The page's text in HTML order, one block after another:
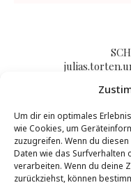
Um dir ein optimales
wie Cookies, um
zuzugreifen. Wenn du
Daten wie das
verarbeiten. Wenn du deine
zurückziehst, können
Impressum/